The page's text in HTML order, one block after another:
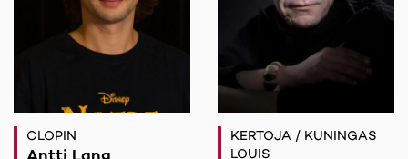
CLOPIN
KERTOJA / KUNINGAS
LOUIS